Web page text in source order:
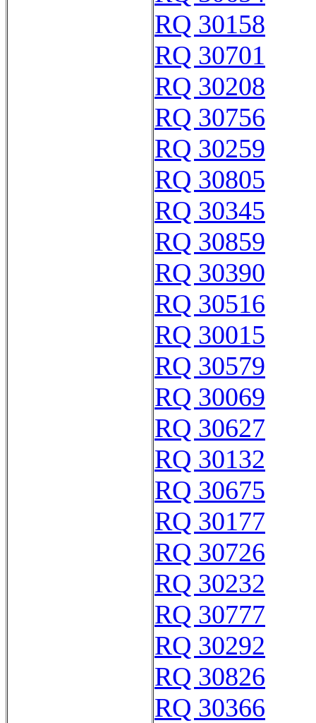
RQ 30158
RQ 30701
RQ 30208
RQ 30756
RQ 30259
RQ 30805
RQ 30345
RQ 30859
RQ 30390
RQ 30516
RQ 30015
RQ 30579
RQ 30069
RQ 30627
RQ 30132
RQ 30675
RQ 30177
RQ 30726
RQ 30232
RQ 30777
RQ 30292
RQ 30826
RQ 30366